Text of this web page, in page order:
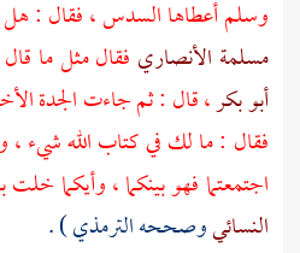
وسلم أعطاها السدس ، فقال :
مسلمة الأنصاري فقال مثل ما قال
أبو بكر، قال : ثم جاءت الجدة
فقال : ما لك في كتاب الله شيء
اجتمعتما فهو بينكما ، وأيكما خلت
النسائيوصححهالترمذي) .